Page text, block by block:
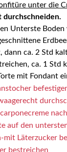
unter die
durchschneiden.
Unterste Boden
dann ca. 2 Std
ca. 1 Std
mit Fondant